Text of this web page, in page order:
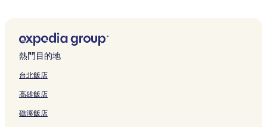
富國島的青年旅館
富國島的旅館
富國島的飯店式公寓
富國島的度假村
Duong To飯店
熱門目的地
台北飯店
高雄飯店
礁溪飯店